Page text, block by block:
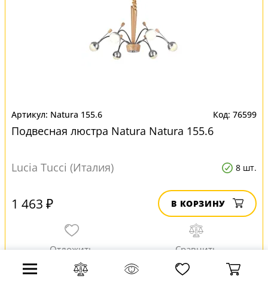
Natura 155.6 76599
Подвесная люстра Natura Natura 155.6
Lucia Tucci (Италия) 8 шт.
1 463 ₽ В КОРЗИНУ